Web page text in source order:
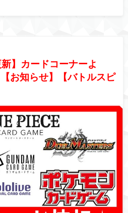
】カードコーナーよ
お知らせ】【バトルスピ